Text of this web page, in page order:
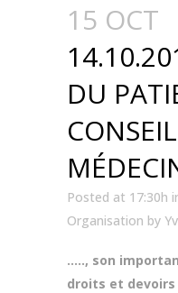
15 OCT
DU
Posted at 17:30h
Organisation by
….., son
droits et devoirs